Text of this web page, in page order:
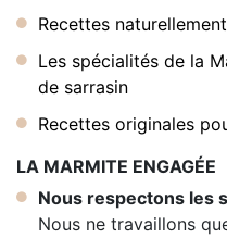
Recettes
Les spécialités de la
de sarrasin
Recettes originales
LA MARMITE ENGAGÉE
Nous respectons les
Nous ne travaillons